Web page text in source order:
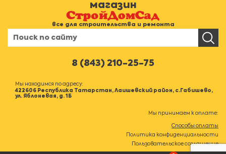
магазин
все для строительства и ремонта
8 (843) 210-25-75
Мы находимся по адресу:
422606 Республика Татарстан, Лаишевский район, с.Габишево,
ул. Яблоневая, д. 1Б
Мы принимаем к оплате:
Способы оплаты
Политика конфиденциальности
Пользовательское соглашение